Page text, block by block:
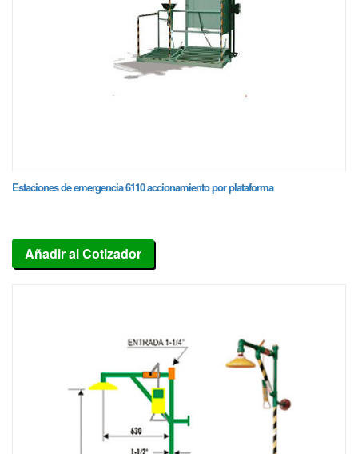
Estaciones de emergencia 6110 accionamiento por plataforma
Añadir al Cotizador